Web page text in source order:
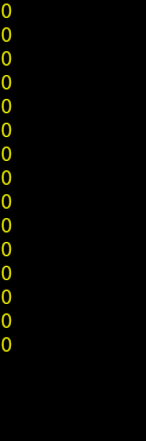
0
0
0
0
0
0
0
0
0
0
0
0
0
0
0